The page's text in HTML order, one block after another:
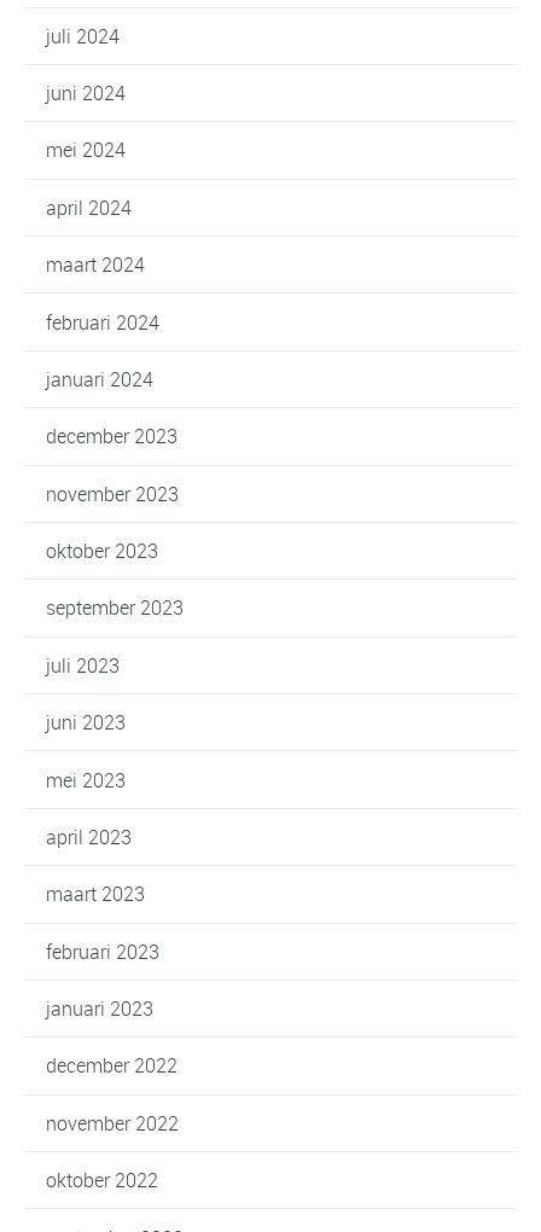
juli 2024
juni 2024
mei 2024
april 2024
maart 2024
februari 2024
januari 2024
december 2023
november 2023
oktober 2023
september 2023
juli 2023
juni 2023
mei 2023
april 2023
maart 2023
februari 2023
januari 2023
december 2022
november 2022
oktober 2022